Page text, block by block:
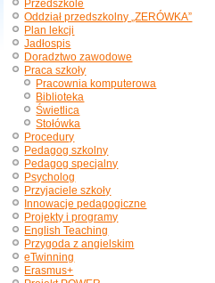
Przedszkole
Oddział przedszkolny „ZERÓWKA”
Plan lekcji
Jadłospis
Doradztwo zawodowe
Praca szkoły
Pracownia komputerowa
Biblioteka
Świetlica
Stołówka
Procedury
Pedagog szkolny
Pedagog specjalny
Psycholog
Przyjaciele szkoły
Innowacje pedagogiczne
Projekty i programy
English Teaching
Przygoda z angielskim
eTwinning
Erasmus+